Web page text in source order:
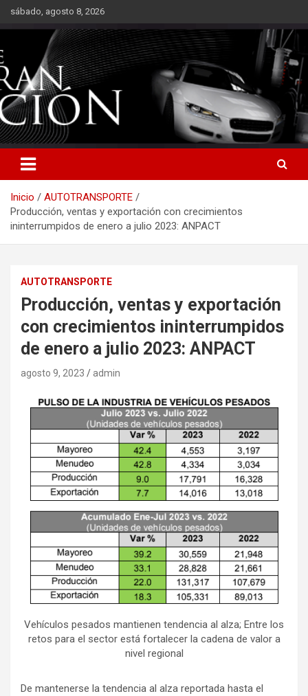
Saltarsábado, agosto 8, 2026
Inicio
AUTOTRANSPORTE
Producción, ventas y exportación con crecimientos
ininterrumpidos de enero a julio 2023: ANPACT
AUTOTRANSPORTE
Producción, ventas y exportación
con crecimientos ininterrumpidos
de enero a julio 2023: ANPACT
agosto 9, 2023 admin
Vehículos pesados mantienen tendencia al alza; Entre los
retos para el sector está fortalecer la cadena de valor a
nivel regional
De mantenerse la tendencia al alza reportada hasta el